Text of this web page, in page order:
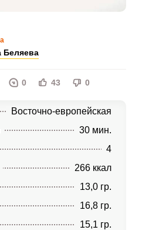
Беляева
0 43 0
Восточно-европейская
30 мин.
4
266 ккал
13,0 гр.
16,8 гр.
15,1 гр.